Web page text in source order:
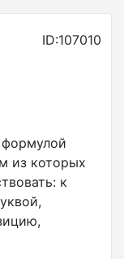
ID:107010
из которых
к